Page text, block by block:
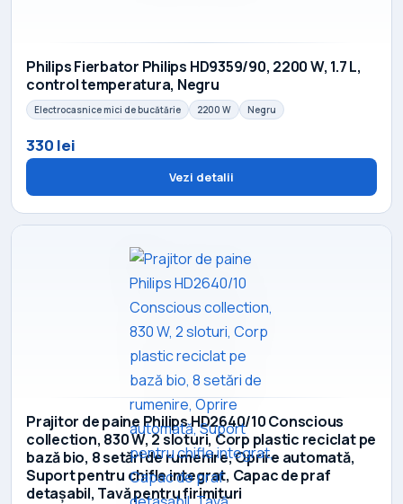
Philips Fierbator Philips HD9359/90, 2200 W, 1.7 L,
control temperatura, Negru
Electrocasnice mici de bucătărie 2200 W Negru
330 lei
Vezi detalii
Prajitor de paine Philips HD2640/10 Conscious
collection, 830 W, 2 sloturi, Corp plastic reciclat pe
bază bio, 8 setări de rumenire, Oprire automată,
Suport pentru chifle integrat, Capac de praf
detașabil, Tavă pentru firimituri